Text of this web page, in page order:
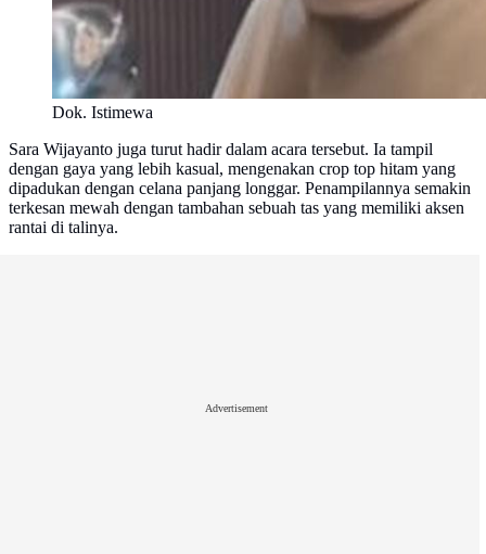
Dok. Istimewa
Sara Wijayanto juga turut hadir dalam acara tersebut. Ia tampil
dengan gaya yang lebih kasual, mengenakan crop top hitam yang
dipadukan dengan celana panjang longgar. Penampilannya semakin
terkesan mewah dengan tambahan sebuah tas yang memiliki aksen
rantai di talinya.
Advertisement